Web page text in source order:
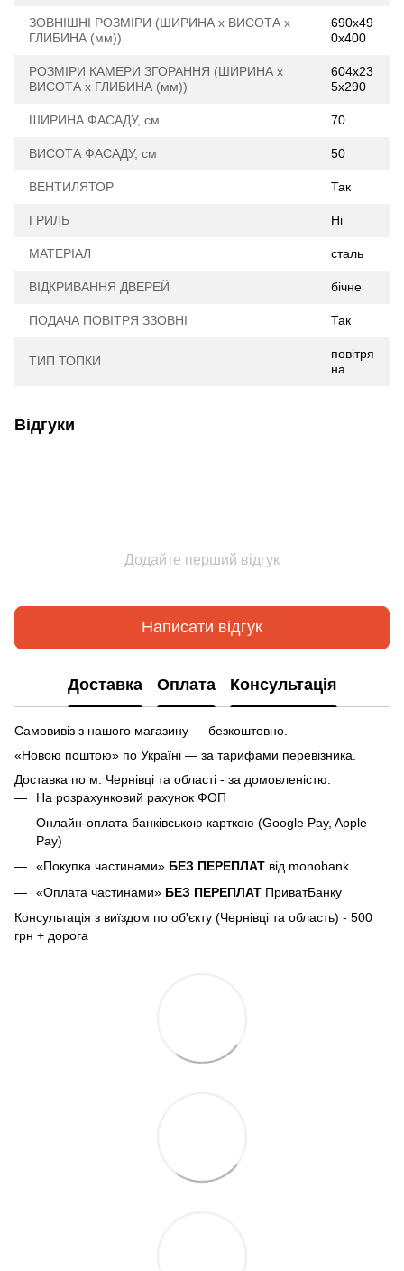
ЗОВНІШНІ РОЗМІРИ (ШИРИНА х ВИСОТА х
ГЛИБИНА (мм))
690х49
0х400
РОЗМІРИ КАМЕРИ ЗГОРАННЯ (ШИРИНА х
ВИСОТА х ГЛИБИНА (мм))
604х23
5х290
ШИРИНА ФАСАДУ, см 70
ВИСОТА ФАСАДУ, см 50
ВЕНТИЛЯТОР Так
ГРИЛЬ Ні
МАТЕРІАЛ сталь
ВІДКРИВАННЯ ДВЕРЕЙ бічне
ПОДАЧА ПОВІТРЯ ЗЗОВНІ Так
ТИП ТОПКИ
повітря
на
Відгуки
Додайте перший відгук
Написати відгук
Доставка Оплата Консультація
Самовивіз з нашого магазину — безкоштовно.
«Новою поштою» по Україні — за тарифами перевізника.
Доставка по м. Чернівці та області - за домовленістю.
На розрахунковий рахунок ФОП
Онлайн-оплата банківською карткою (Google Pay, Apple
Pay)
«Покупка частинами» БЕЗ ПЕРЕПЛАТ від monobank
«Оплата частинами» БЕЗ ПЕРЕПЛАТ ПриватБанку
Консультація з виїздом по об'єкту (Чернівці та область) - 500
грн + дорога